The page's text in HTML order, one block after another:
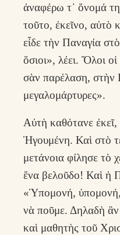
ἀναφέρω τ᾿ ὄνομά
τοῦτο, ἐκεῖνο, αὐτὸ
εἶδε τὴν Παναγία
ὅσιοι», λέει. Ὅλοι
σὰν παρέλαση, στὴν
μεγαλομάρτυρες».
Αὐτὴ καθότανε
Ἡγουμένη. Καὶ στὸ
μετάνοια φίλησε τὸ
ἕνα βελοῦδο! Καὶ ἡ
«Ὑπομονή,
νὰ ποῦμε. Δηλαδὴ ἂν
καὶ μαθητὴς τοῦ